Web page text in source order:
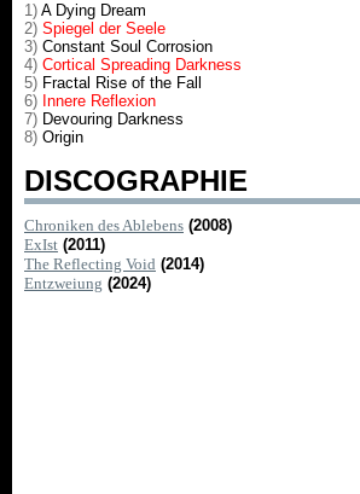
1) A Dying Dream
2) Spiegel der Seele
3) Constant Soul Corrosion
4) Cortical Spreading Darkness
5) Fractal Rise of the Fall
6) Innere Reflexion
7) Devouring Darkness
8) Origin
DISCOGRAPHIE
Chroniken des Ablebens (2008)
ExIst (2011)
The Reflecting Void (2014)
Entzweiung (2024)